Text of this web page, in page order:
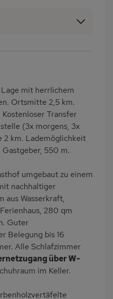
Ladestation E-Car
Dusche/WC
Herd (4 Kochfelder)
Geschirrspülmaschine
Ruhige Lage
Nichtraucher
freistehend
Lage mit herrlichem
Ortsmitte 2,5 km.
Transfer
(3x morgens, 3x
2 km. Lademöglichkeit
550 m.
umgebaut zu einem
nachhaltiger
aus Wasserkraft,
280 qm
Guter
Belegung bis 16
Alle Schlafzimmer
über W-
im Keller.